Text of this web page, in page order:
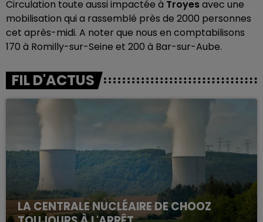
Circulation toute aussi impactée à Troyesavec une
mobilisation qui a rassemblé près de 2000 personnes
cet après-midi. A noter que nous en comptabilisons
170 à Romilly-sur-Seine et 200 à Bar-sur-Aube.
FIL D'ACTUS
LA CENTRALE NUCLÉAIRE DE CHOOZ